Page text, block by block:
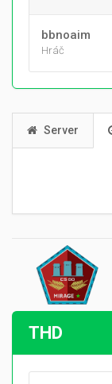
bbnoaim
Hráč
Server
THD